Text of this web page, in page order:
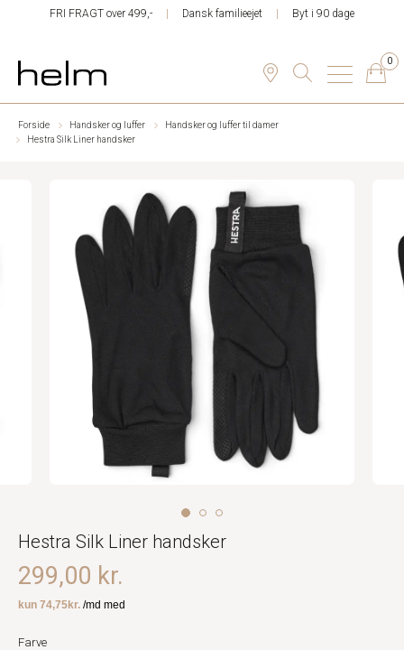
FRI FRAGT over 499,- Dansk familieejet Byt i 90 dage
0
Forside Handsker og luffer
Handsker og luffer til damer
Hestra Silk Liner handsker
Hestra Silk Liner handsker
299,00 kr.
Farve